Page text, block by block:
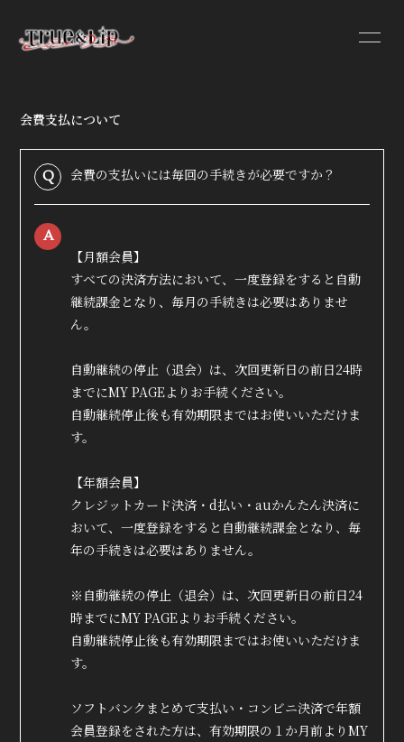
INFORMATION
PROFILE
DISCOGRAPHY
会費支払について
Q 会費の支払いには毎回の手続きが必要ですか？
A
【月額会員】
すべての決済方法において、一度登録をすると自動
継続課金となり、毎月の手続きは必要はありませ
ん。
自動継続の停止（退会）は、次回更新日の前日24時
までにMY PAGEよりお手続ください。
自動継続停止後も有効期限まではお使いいただけま
す。
【年額会員】
クレジットカード決済・d払い・auかんたん決済に
おいて、一度登録をすると自動継続課金となり、毎
年の手続きは必要はありません。
※自動継続の停止（退会）は、次回更新日の前日24
時までにMY PAGEよりお手続ください。
自動継続停止後も有効期限まではお使いいただけま
す。
ソフトバンクまとめて支払い・コンビニ決済で年額
会員登録をされた方は、有効期限の１か月前よりMY